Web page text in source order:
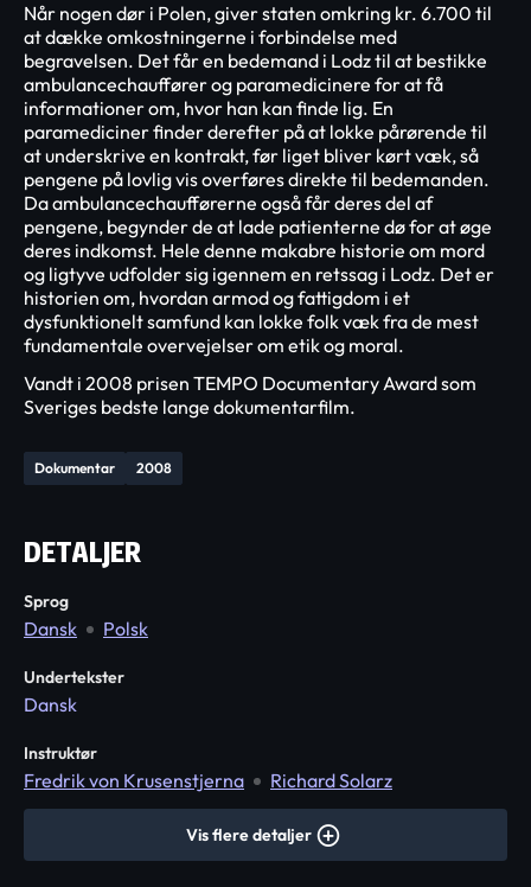
Dokumentar 2008
Når nogen dør i Polen, giver staten omkring kr. 6.700 til
at dække omkostningerne i forbindelse med
begravelsen. Det får en bedemand i Lodz til at bestikke
ambulancechauffører og paramedicinere for at få
informationer om, hvor han kan finde lig. En
paramediciner finder derefter på at lokke pårørende til
at underskrive en kontrakt, før liget bliver kørt væk, så
pengene på lovlig vis overføres direkte til bedemanden.
Da ambulancechaufførerne også får deres del af
pengene, begynder de at lade patienterne dø for at øge
deres indkomst. Hele denne makabre historie om mord
og ligtyve udfolder sig igennem en retssag i Lodz. Det er
historien om, hvordan armod og fattigdom i et
dysfunktionelt samfund kan lokke folk væk fra de mest
fundamentale overvejelser om etik og moral.
Vandt i 2008 prisen TEMPO Documentary Award som
Sveriges bedste lange dokumentarfilm.
DETALJER
Sprog
Dansk Polsk
Undertekster
Dansk
Instruktør
Fredrik von Krusenstjerna Richard Solarz
Vis flere detaljer